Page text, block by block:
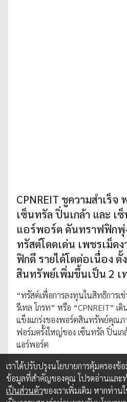
CPNREIT ชูความสำเร็จ
เซ็นทรัล ปิ่นเกล้า และ เ
แอร์พอร์ต ดันทราฟฟิกพุ่
ทรัสต์โดดเด่น เพชรเม็ด
ฟิกดี รายได้โตต่อเนื่อง ตั้
สินทรัพย์เพิ่มขึ้นเป็น 2 เ
“ทรัสต์เพื่อการลงทุนในสิทธิการเ
รีเทล โกรท” หรือ “CPNREIT” เ
แข็งแกร่งของพอร์ตสินทรัพย์คุณภ
ฟอร์มครั้งใหญ่ของ เซ็นทรัล ปิ่นเก
แอร์พอร์ต
4 ก.พ. 2026
เราได้ปรับปรุงนโยบายการคุ้มครอง
ข้อมูลที่สำคัญของคุณ โปรดอ่านและท
เป็นส่วนตัวของเราเพิ่มเติม หากท่าน